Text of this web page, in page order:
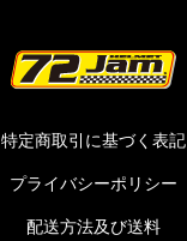
特定商取引に基づく表記
プライバシーポリシー
配送方法及び送料